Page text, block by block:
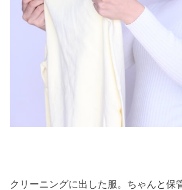
クリーニングに出した服。ちゃんと保